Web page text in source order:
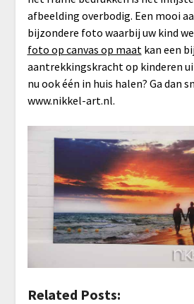
afbeelding overbodig. Een mooi
bijzondere foto waarbij uw kind
foto op canvas op maatkan een
aantrekkingskracht op kinderen
nu ook één in huis halen? Ga dan
www.nikkel-art.nl.
Related Posts: